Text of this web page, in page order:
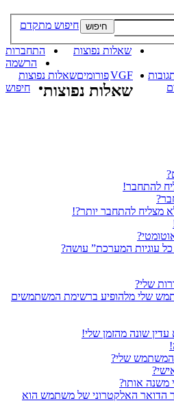
חיפוש חיפוש מתקדם
שאלות נפוצות
התחברות
הרשמה
VGFפורומיםשאלות נפוצות
חיפוש
שאלות נפוצות
להתחבר!
מצליח להתחבר יותר?!
עוגיות המערכת” עושה?
שלי?
שלי מלהופיע ברשימת המשתמשים
עדין שונה מהזמן שלי!
המשתמש שלי?
משנה אותו?
הדואר האלקטרוני של משתמש הוא